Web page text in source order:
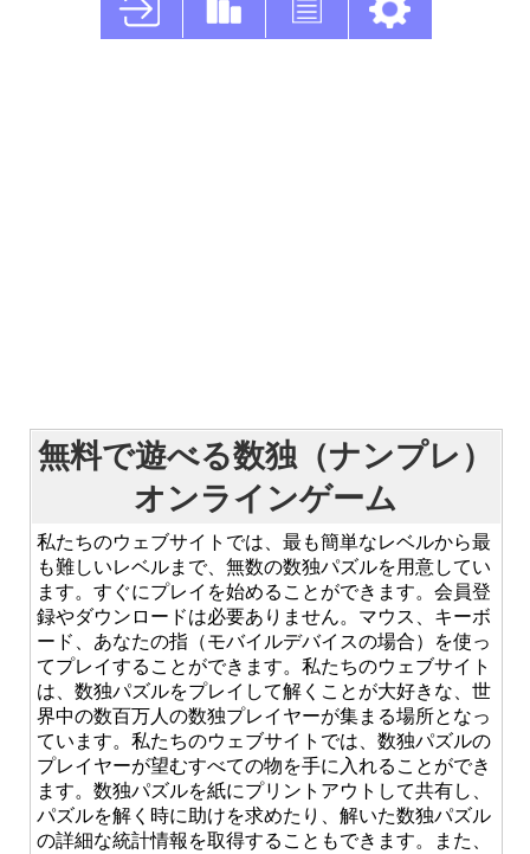
無料で遊べる数独（ナンプレ）
オンラインゲーム
私たちのウェブサイトでは、最も簡単なレベルから最
も難しいレベルまで、無数の数独パズルを用意してい
ます。すぐにプレイを始めることができます。会員登
録やダウンロードは必要ありません。マウス、キーボ
ード、あなたの指（モバイルデバイスの場合）を使っ
てプレイすることができます。私たちのウェブサイト
は、数独パズルをプレイして解くことが大好きな、世
界中の数百万人の数独プレイヤーが集まる場所となっ
ています。私たちのウェブサイトでは、数独パズルの
プレイヤーが望むすべての物を手に入れることができ
ます。数独パズルを紙にプリントアウトして共有し、
パズルを解く時に助けを求めたり、解いた数独パズル
の詳細な統計情報を取得することもできます。また、